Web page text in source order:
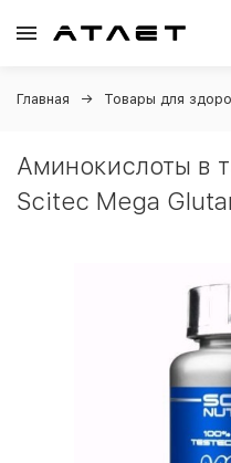
Главная Товары для
Аминокислоты в
Scitec Mega